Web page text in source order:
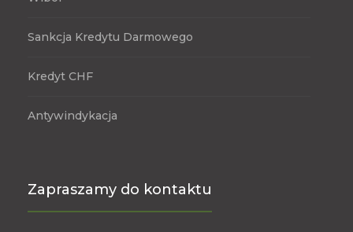
Sankcja Kredytu Darmowego
Kredyt CHF
Antywindykacja
Zapraszamy do kontaktu